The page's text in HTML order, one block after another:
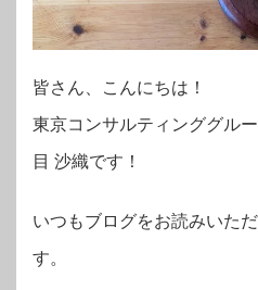
皆さん、こんにちは！
東京コンサルティンググル
目 沙織です！
いつもブログをお読みいた
す。